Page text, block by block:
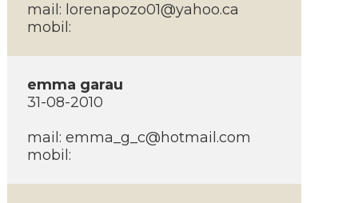
mail: lorenapozo01@yahoo.ca
mobil:
emma garau
31-08-2010
mail: emma_g_c@hotmail.com
mobil: